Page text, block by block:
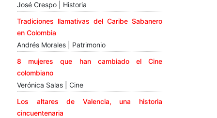
José Crespo | Historia
Tradiciones llamativas del Caribe Sabanero
en Colombia
Andrés Morales | Patrimonio
8 mujeres que han cambiado el Cine
colombiano
Verónica Salas | Cine
Los altares de Valencia, una historia
cincuentenaria